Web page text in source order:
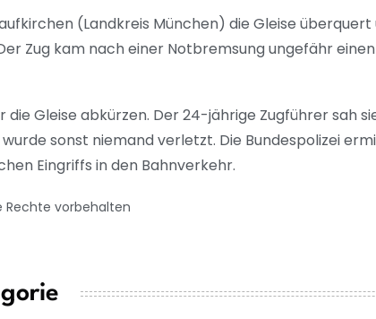
(Landkreis München) die Gleise
Zug kam nach einer Notbremsung ungefähr
die Gleise abkürzen. Der 24-jährige Zugführer sah
sonst niemand verletzt. Die Bundespolizei
Eingriffs in den Bahnverkehr.
Rechte vorbehalten